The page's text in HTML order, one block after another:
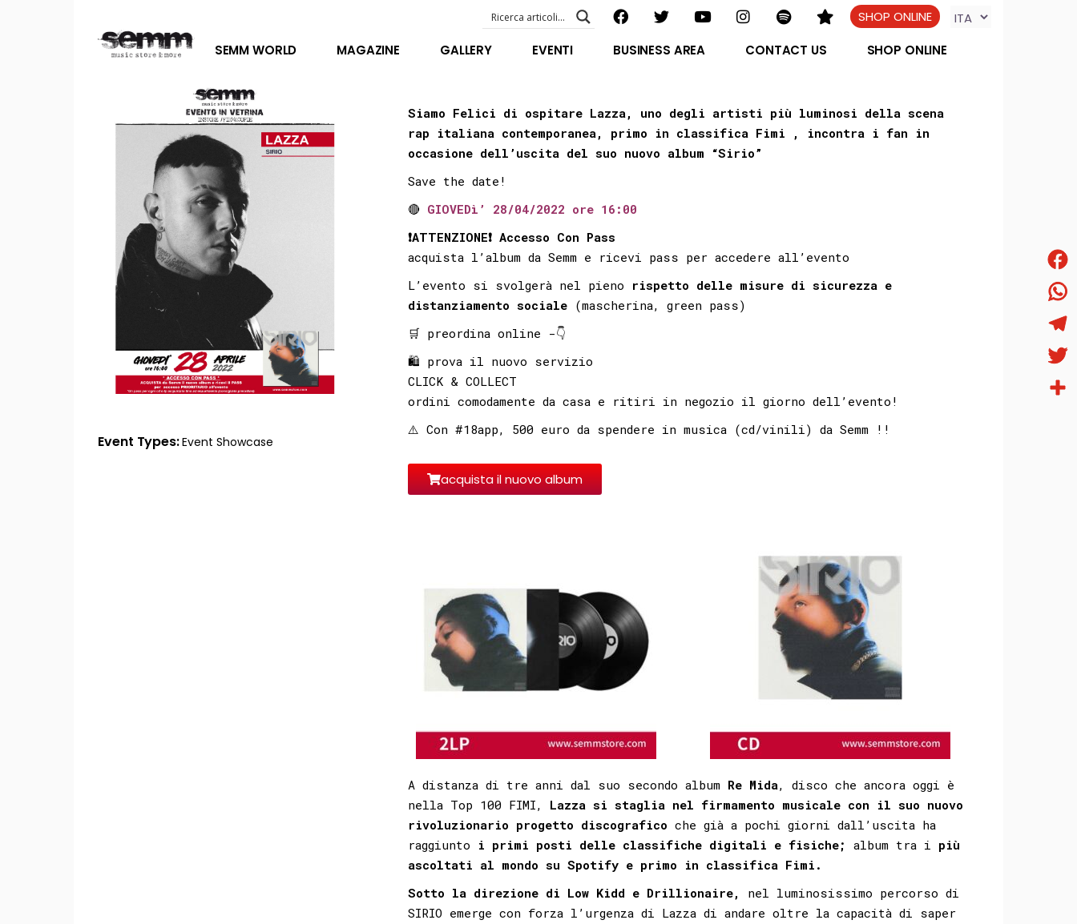
SEMM WORLD MAGAZINE GALLERY
ABOUT US
SPECIAL GUEST
FILOSOFIA
VIDEO E INTERVISTE
EVENTI BUSINESS AREA CONTACT US SHOP ONLINE
SHOP ONLINE
EVENTI – foto & video
FILOSOFIA
VIDEO E INTERVISTE
Event Types Event Showcase
Siamo Felici di ospitare Lazza, uno degli artisti più luminosi della scena
rap italiana contemporanea, primo in classifica Fimi , incontra i fan in
occasione dell’uscita del suo nuovo album “Sirio”
Save the date!
🔴 GIOVEDì’ 28/04/2022 ore 16:00
❗️ATTENZIONE❗️ Accesso Con Pass
acquista l’album da Semm e ricevi pass per accedere all’evento
L’evento si svolgerà nel pieno rispetto delle misure di sicurezza e
distanziamento sociale (mascherina, green pass)
🛒 preordina online -👇
🛍 prova il nuovo servizio
CLICK & COLLECT
ordini comodamente da casa e ritiri in negozio il giorno dell’evento!
⚠️ Con #18app, 500 euro da spendere in musica (cd/vinili) da Semm !!⠀⠀
acquista il nuovo album
A distanza di tre anni dal suo secondo album Re Mida, disco che ancora oggi è
nella Top 100 FIMI, Lazza si staglia nel firmamento musicale con il suo nuovo
rivoluzionario progetto discografico che già a pochi giorni dall’uscita ha
raggiunto i primi posti delle classifiche digitali e fisiche; album tra i più
ascoltati al mondo su Spotify e primo in classifica Fimi.
Sotto la direzione di Low Kidd e Drillionaire,
nel luminosissimo percorso di
SIRIO emerge con forza l’urgenza di Lazza di andare oltre la capacità di saper